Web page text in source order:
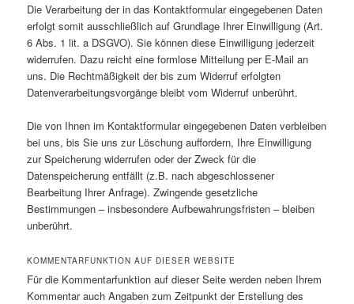
Die Verarbeitung der in das Kontaktformular eingegebenen Daten
erfolgt somit ausschließlich auf Grundlage Ihrer Einwilligung (Art.
6 Abs. 1 lit. a DSGVO). Sie können diese Einwilligung jederzeit
widerrufen. Dazu reicht eine formlose Mitteilung per E-Mail an
uns. Die Rechtmäßigkeit der bis zum Widerruf erfolgten
Datenverarbeitungsvorgänge bleibt vom Widerruf unberührt.
Die von Ihnen im Kontaktformular eingegebenen Daten verbleiben
bei uns, bis Sie uns zur Löschung auffordern, Ihre Einwilligung
zur Speicherung widerrufen oder der Zweck für die
Datenspeicherung entfällt (z.B. nach abgeschlossener
Bearbeitung Ihrer Anfrage). Zwingende gesetzliche
Bestimmungen – insbesondere Aufbewahrungsfristen – bleiben
unberührt.
KOMMENTARFUNKTION AUF DIESER WEBSITE
Für die Kommentarfunktion auf dieser Seite werden neben Ihrem
Kommentar auch Angaben zum Zeitpunkt der Erstellung des